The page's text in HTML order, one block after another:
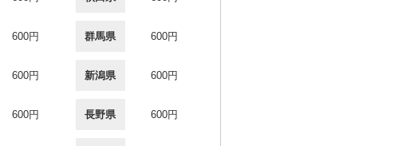
600円 群馬県 600円
600円 新潟県 600円
600円 長野県 600円